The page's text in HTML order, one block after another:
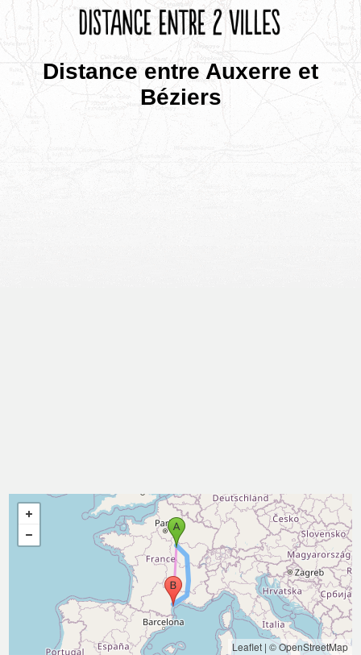
Distance entre Auxerre et
Béziers
Leaflet| © OpenStreetMap